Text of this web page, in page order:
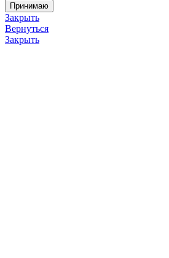
Принимаю
Закрыть
Вернуться
Закрыть